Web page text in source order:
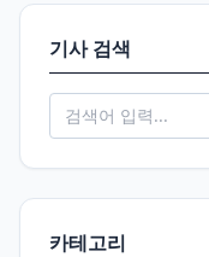
기사 검색
카테고리